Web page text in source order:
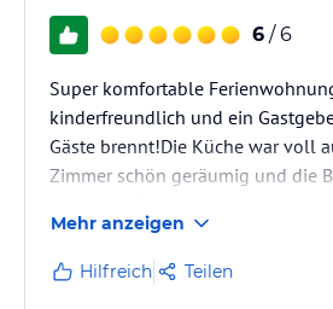
6 / 6
Super komfortable
kinderfreundlich und ein
Gäste brennt!Die Küche war voll
Zimmer schön geräumig und die
Roland ist sehr
fußläufig.In der Saison gibt es
am hauseigenen Imbiss!
Mehr anzeigen
Hilfreich Teilen